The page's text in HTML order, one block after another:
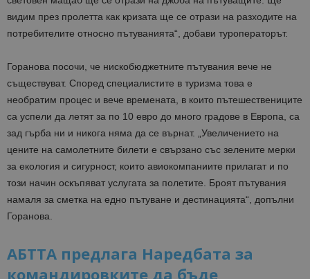
видим през пролетта как кризата ще се отрази на разходите на
потребителите относно пътуванията“, добави туроператорът.
Горанова посочи, че нискобюджетните пътувания вече не
съществуват. Според специалистите в туризма това е
необратим процес и вече времената, в които пътешествениците
са успели да летят за по 10 евро до много градове в Европа, са
зад гърба ни и никога няма да се върнат. „Увеличението на
цените на самолетните билети е свързано със зелените мерки
за екология и сигурност, които авиокомпаниите прилагат и по
този начин оскъпяват услугата за полетите. Броят пътувания
намаля за сметка на едно пътуване и дестинацията“, допълни
Горанова.
АБТТА предлага Наредбата за
командировките да бъде